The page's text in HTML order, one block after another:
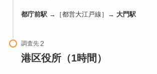
都庁前駅→［都営大江戸線］→ 大門駅
調査先
港区役所（1時間）